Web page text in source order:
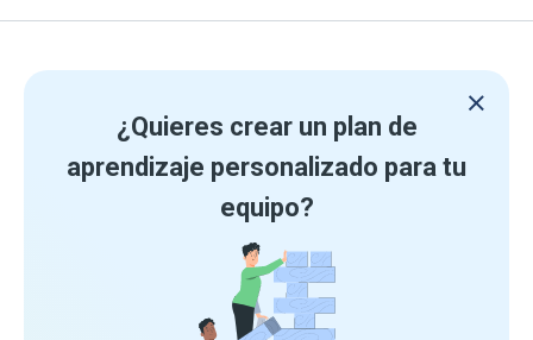
¿Quieres crear un plan de
aprendizaje personalizado para tu
equipo?